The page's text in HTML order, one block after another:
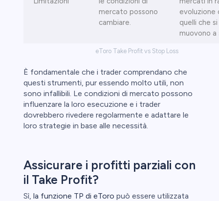
eToro Take Profit vs Stop Loss
mercato possono
cambiare.
evoluzione
quelli che si
muovono
È fondamentale che i trader comprendano che
questi strumenti, pur essendo molto utili, non
sono infallibili. Le condizioni di mercato possono
influenzare la loro esecuzione e i trader
dovrebbero rivedere regolarmente e adattare le
loro strategie in base alle necessità.
Assicurare i profitti parziali con
il Take Profit?
Sì, la funzione TP di eToro può essere utilizzata